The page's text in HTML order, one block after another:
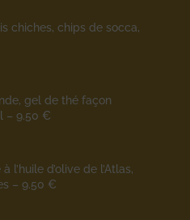
chiches, chips de socca,
gel de thé façon
– 9.50 €
l’huile d’olive de l’Atlas,
– 9.50 €